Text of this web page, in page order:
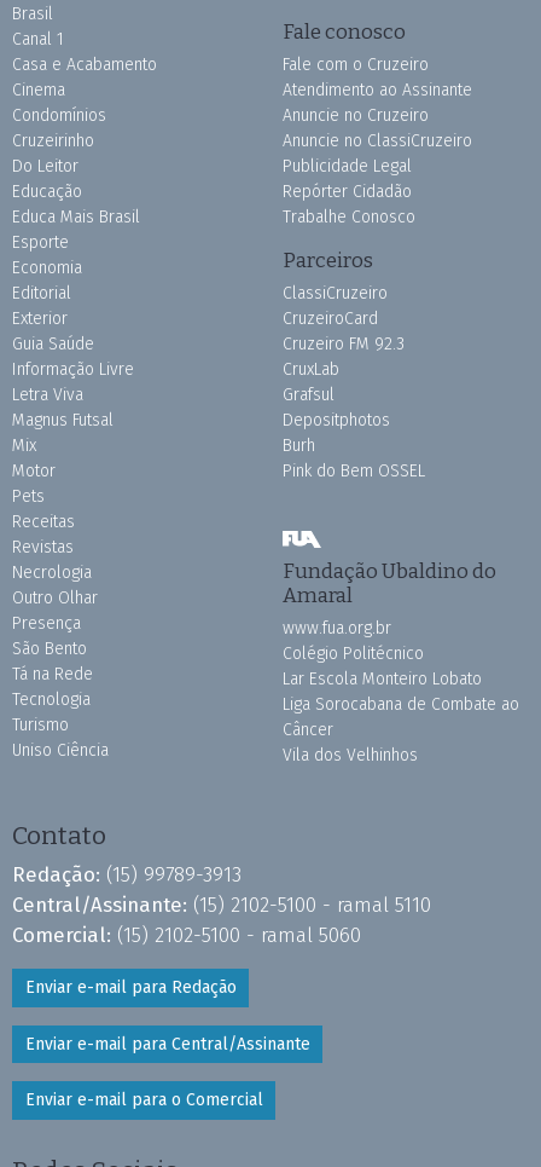
Brasil
Canal 1
Casa e Acabamento
Cinema
Condomínios
Cruzeirinho
Do Leitor
Educação
Educa Mais Brasil
Esporte
Economia
Editorial
Exterior
Guia Saúde
Informação Livre
Letra Viva
Magnus Futsal
Mix
Motor
Pets
Receitas
Revistas
Necrologia
Outro Olhar
Presença
São Bento
Tá na Rede
Tecnologia
Turismo
Uniso Ciência
Fale conosco
Fale com o Cruzeiro
Atendimento ao Assinante
Anuncie no Cruzeiro
Anuncie no ClassiCruzeiro
Publicidade Legal
Repórter Cidadão
Trabalhe Conosco
Parceiros
ClassiCruzeiro
CruzeiroCard
Cruzeiro FM 92.3
CruxLab
Grafsul
Depositphotos
Burh
Pink do Bem OSSEL
Fundação Ubaldino do
Amaral
www.fua.org.br
Colégio Politécnico
Lar Escola Monteiro Lobato
Liga Sorocabana de Combate ao
Câncer
Vila dos Velhinhos
Contato
Redação: (15) 99789-3913
Central/Assinante: (15) 2102-5100 - ramal 5110
Comercial: (15) 2102-5100 - ramal 5060
Enviar e-mail para Redação
Enviar e-mail para Central/Assinante
Enviar e-mail para o Comercial